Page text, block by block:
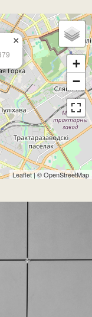
×
+
−
Leaflet| ©OpenStreetMap